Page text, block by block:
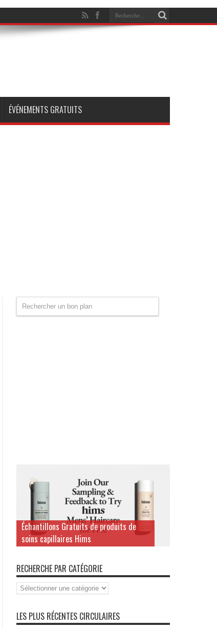
ÉVÉNEMENTS GRATUITS
Échantillons Gratuits de produits de
soins capillaires Hims
RECHERCHE PAR CATÉGORIE
Recherche
par
LES PLUS RÉCENTES CIRCULAIRES